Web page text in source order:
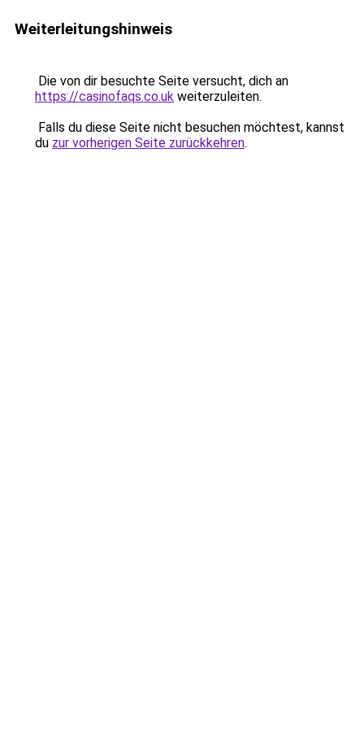
Weiterleitungshinweis
Die von dir besuchte Seite versucht, dich an
https://casinofaqs.co.uk weiterzuleiten.
Falls du diese Seite nicht besuchen möchtest, kannst
du zur vorherigen Seite zurückkehren.